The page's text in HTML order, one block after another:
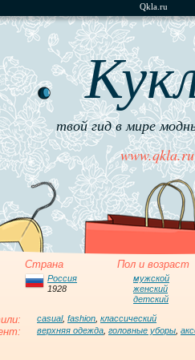
Qkla.ru
твой гид в мире
www.qkla.ru
Страна Пол и возраст
Россия
1928
мужской
женский
детский
casual, fashion классический
верхняя одежда головные уборы